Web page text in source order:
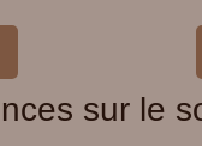
sur le